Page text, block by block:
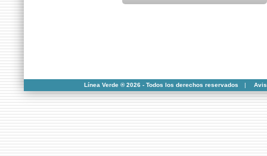
Línea Verde ® 2026 - Todos los derechos reservados |